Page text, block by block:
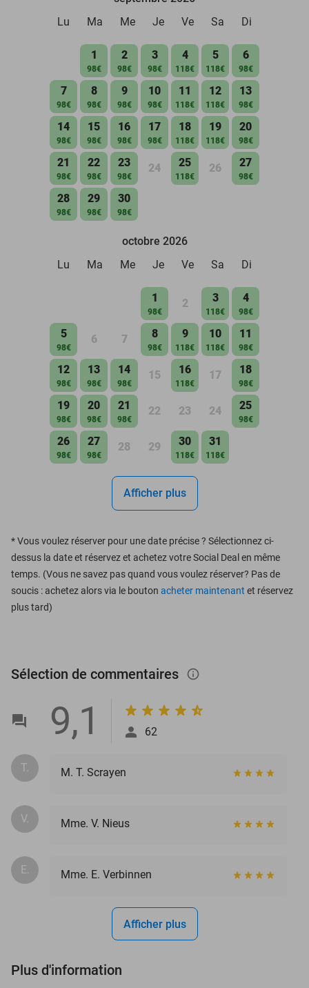
Lu
Ma Me Je Ve Sa Di
1
98€
2
98€
3
98€
4
118€
5
118€
6
98€
7
98€
8
98€
9
98€
10
98€
11
118€
12
118€
13
98€
14
98€
15
98€
16
98€
17
98€
18
118€
19
118€
20
98€
21
98€
22
98€
23
98€
24 25
118€
26 27
98€
28
98€
29
98€
30
98€
octobre 2026
Lu
Ma Me Je Ve Sa Di
1
98€
2 3
118€
4
98€
5
98€
6 7 8
98€
9
118€
10
118€
11
98€
12
98€
13
98€
14
98€
15 16
118€
17 18
98€
19
98€
20
98€
21
98€
22 23 24 25
98€
26
98€
27
98€
28 29 30
118€
31
118€
Afficher plus
*Vous voulez réserver pour une date précise ? Sélectionnez ci-
dessus la date et réservez et achetez votre Social Deal en même
temps. (Vous ne savez pas quand vous voulez réserver? Pas de
soucis : achetez alors via le bouton acheter maintenant et réservez
plus tard)
Sélection de commentaires info_outlined
9,1 62
T. M. T. Scrayen
V. Mme. V. Nieus
E. Mme. E. Verbinnen
Afficher plus
Plus d'information